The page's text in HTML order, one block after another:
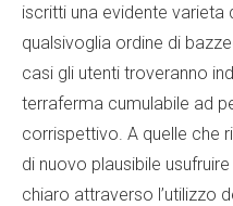
iscritti una evidente
qualsivoglia ordine di
casi gli utenti troveranno
terraferma cumulabile ad
corrispettivo. A quelle che
di nuovo plausibile
chiaro attraverso l’utilizzo